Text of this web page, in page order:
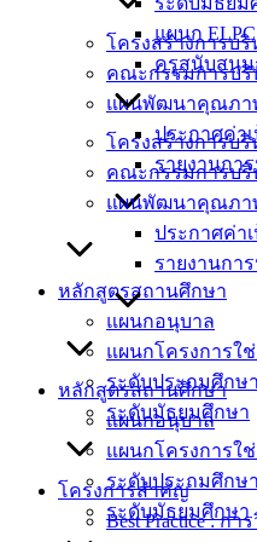
แผนก ELPC
ครูสนับสนุ
โครงสร้างการบริ
คณะกรรมการบริ
แผนพัฒนาคุณภา
ประกาศค่า
รายงานกา
หลักสูตรสถานศึกษา
แผนกอนุบาล
แผนกโครงการใ
ระดับประถมศึกษา
ระดับมัธยมศึกษา
โครงสร้างการบริ
คณะกรรมการบริ
แผนพัฒนาคุณภา
ประกาศค่า
รายงานกา
หลักสูตรสถานศึกษา
แผนกอนุบาล
แผนกโครงการใ
ระดับประถมศึกษา
ระดับมัธยมศึกษา
โครงการสำคัญ
Best Practice : ก